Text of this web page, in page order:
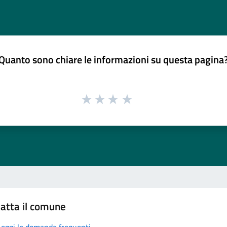
sono chiare le informazioni su questa
il comune